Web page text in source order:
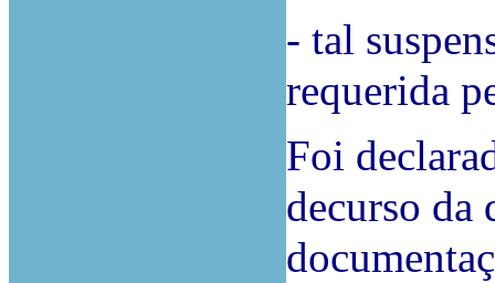
- tal
requerida
Foi
decurso